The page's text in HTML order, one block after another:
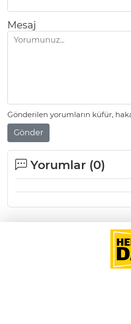
Mesaj
Gönderilen yorumların küfür,
Gönder
Yorumlar (0)